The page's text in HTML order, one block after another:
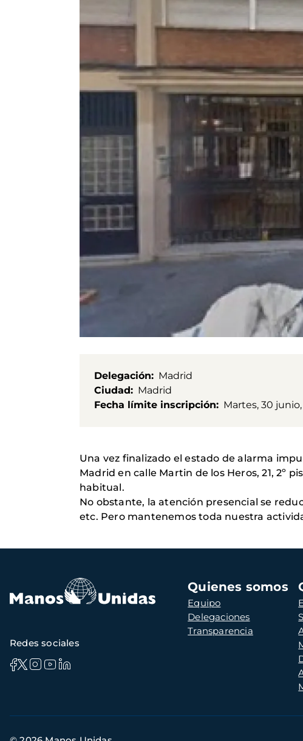
Delegación
Madrid
Ciudad
Madrid
Fecha límite inscripción
Martes, 30
Una vez finalizado el estado de alarma
Madrid en calle Martin de los Heros, 21, 2º
habitual.
No obstante, la atención presencial se
etc. Pero mantenemos toda nuestra
Navegación
principal
Quienes somos
Equipo
Delegaciones
Transparencia
Redes sociales